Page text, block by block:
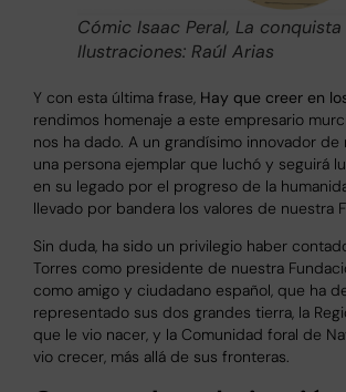
Cómic Isaac Peral, La
Ilustraciones: Raúl Arias
Y con esta última frase, Hay que creer en
rendimos homenaje a este empresario
nos ha dado. A un grandísimo innovador
una persona ejemplar que luchó y seguirá
en su legado por el progreso de la
llevado por bandera los valores de nuestra
Sin duda, ha sido un privilegio haber
Torres como presidente de nuestra
como amigo y ciudadano español, que ha
representado sus dos grandes tierra, la
que le vio nacer, y la Comunidad foral de
vio crecer, más allá de sus fronteras.